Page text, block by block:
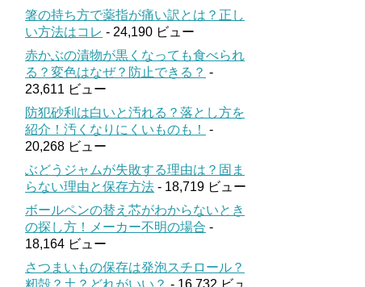
箸の持ち方で薬指が痛い訳とは？正し
い方法はコレ - 24,190 ビュー
赤かぶの漬物が黒くなっても食べられ
る？変色はなぜ？防止できる？ -
23,611 ビュー
防犯砂利は白いと汚れる？落とし方を
紹介！汚くなりにくいものも！
-
20,268 ビュー
ぶどうジャムが失敗する理由は？固ま
らない理由と保存方法 - 18,719 ビュー
ボールペンの替え芯がわからないとき
の探し方！メーカー不明の場合 -
18,164 ビュー
さつまいもの保存は発泡スチロール？